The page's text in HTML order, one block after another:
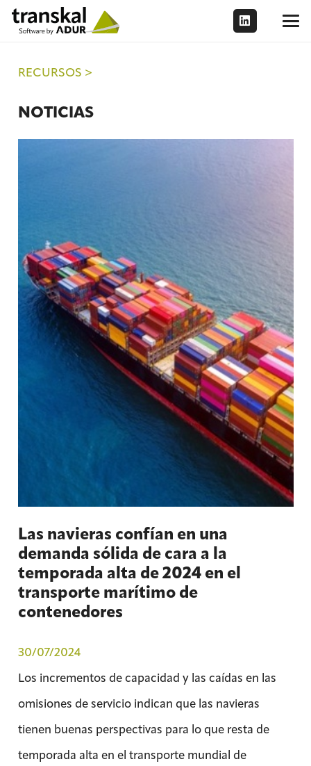
RECURSOS >
NOTICIAS
Las navieras confían en una
demanda sólida de cara a la
temporada alta de 2024 en el
transporte marítimo de
contenedores
30/07/2024
Los incrementos de capacidad y las caídas en las
omisiones de servicio indican que las navieras
tienen buenas perspectivas para lo que resta de
temporada alta en el transporte mundial de